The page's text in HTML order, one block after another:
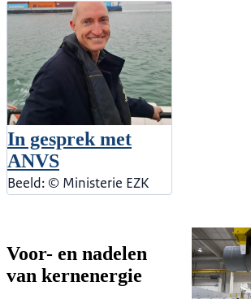
In gesprek met
ANVS
Beeld: © Ministerie EZK
Voor- en nadelen
van kernenergie